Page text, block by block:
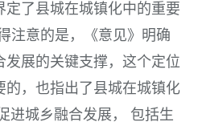
定了县城在城镇化中的重要
注意的是，《意见》明确
发展的关键支撑，这个定位
的，也指出了县城在城镇化
进城乡融合发展， 包括生